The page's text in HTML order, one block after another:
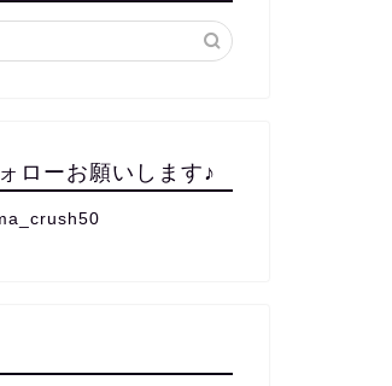
ローお願いします♪